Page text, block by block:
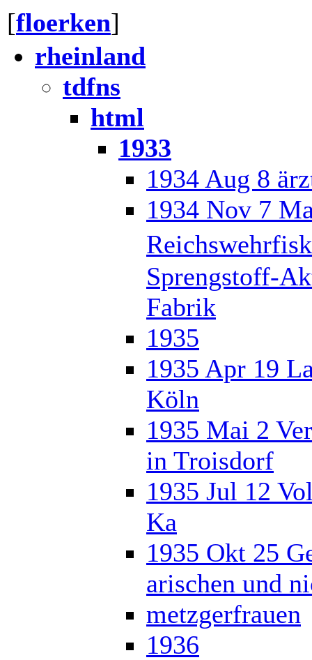
[floerken]
rheinland
tdfns
html
1933
1934 Aug 8
1934 Nov 7
Sprengstoff-
Fabrik
1935
1935 Apr 19
Köln
1935 Mai 2
in Troisdorf
1935 Jul 12
Ka
1935 Okt 25
arischen und
metzgerfrauen
1936